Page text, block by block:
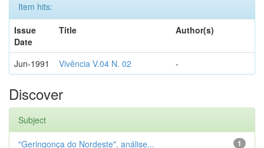
Item hits:
Issue
Date
Title Author(s)
Jun-1991 Vivência V.04 N. 02 -
Discover
Subject
1
"Geringonça do Nordeste", análise...